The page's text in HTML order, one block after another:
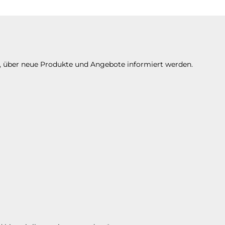
neue Produkte und Angebote informiert werden.